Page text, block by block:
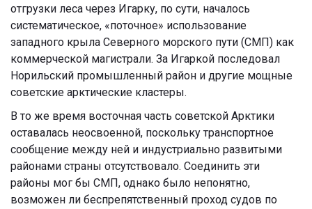
отгрузки леса через Игарку, по сути, началось
систематическое, «поточное» использование
западного крыла Северного морского пути (СМП) как
коммерческой магистрали. За Игаркой последовал
Норильский промышленный район и другие мощные
советские арктические кластеры.
В то же время восточная часть советской Арктики
оставалась неосвоенной, поскольку транспортное
сообщение между ней и индустриально развитыми
районами страны отсутствовало. Соединить эти
районы мог бы СМП, однако было непонятно,
возможен ли беспрепятственный проход судов по